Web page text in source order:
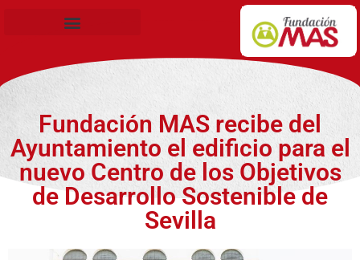
Fundación MAS recibe del
Ayuntamiento el edificio para el
nuevo Centro de los Objetivos
de Desarrollo Sostenible de
Sevilla